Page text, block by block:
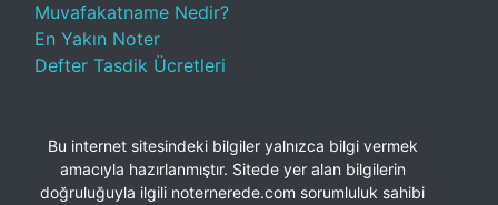
Muvafakatname Nedir?
En Yakın Noter
Defter Tasdik Ücretleri
Bu internet sitesindeki bilgiler yalnızca bilgi vermek
amacıyla hazırlanmıştır. Sitede yer alan bilgilerin
doğruluğuyla ilgili noternerede.com sorumluluk sahibi